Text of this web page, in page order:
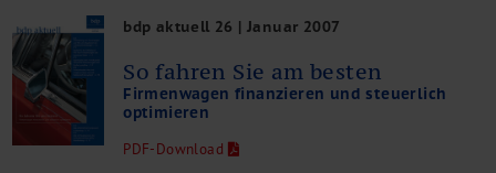
bdp aktuell 26 | Januar 2007
So fahren Sie am besten
Firmenwagen finanzieren und steuerlich
optimieren
PDF-Download